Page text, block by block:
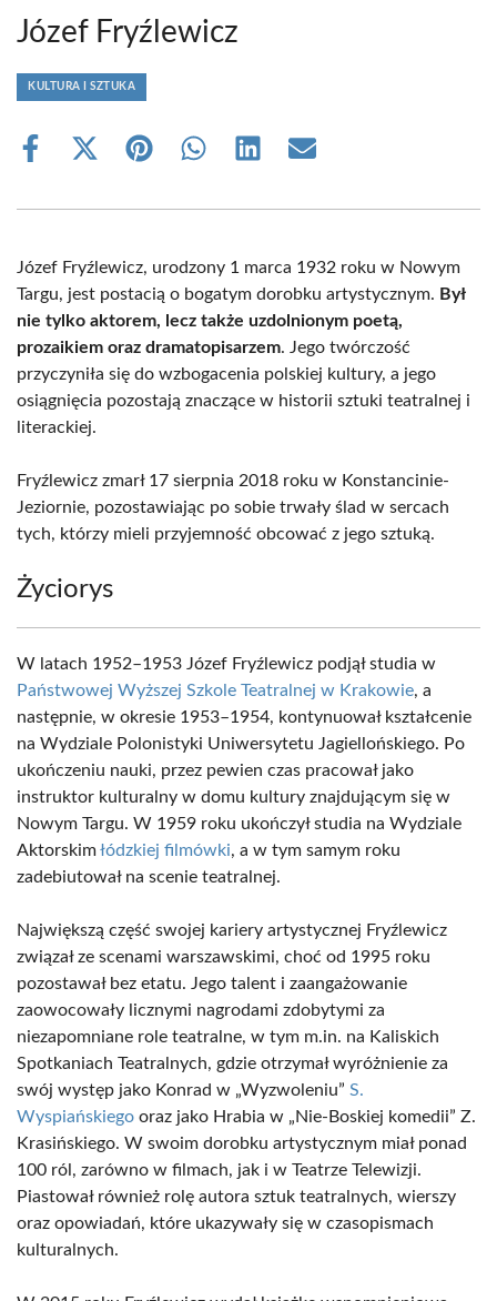
Józef Fryźlewicz
KULTURA I SZTUKA
Share
Share
(Twitter)
Share Share Share Share
Józef Fryźlewicz, urodzony 1 marca 1932 roku w Nowym
Targu, jest postacią o bogatym dorobku artystycznym. Był
nie tylko aktorem, lecz także uzdolnionym poetą,
prozaikiem oraz dramatopisarzem. Jego twórczość
przyczyniła się do wzbogacenia polskiej kultury, a jego
osiągnięcia pozostają znaczące w historii sztuki teatralnej i
literackiej.
Fryźlewicz zmarł 17 sierpnia 2018 roku w Konstancinie-
Jeziornie, pozostawiając po sobie trwały ślad w sercach
tych, którzy mieli przyjemność obcować z jego sztuką.
Życiorys
W latach 1952–1953 Józef Fryźlewicz podjął studia w
Państwowej Wyższej Szkole Teatralnej w Krakowie, a
następnie, w okresie 1953–1954, kontynuował kształcenie
na Wydziale Polonistyki Uniwersytetu Jagiellońskiego. Po
ukończeniu nauki, przez pewien czas pracował jako
instruktor kulturalny w domu kultury znajdującym się w
Nowym Targu. W 1959 roku ukończył studia na Wydziale
Aktorskimłódzkiej filmówki, a w tym samym roku
zadebiutował na scenie teatralnej.
Największą część swojej kariery artystycznej Fryźlewicz
związał ze scenami warszawskimi, choć od 1995 roku
pozostawał bez etatu. Jego talent i zaangażowanie
zaowocowały licznymi nagrodami zdobytymi za
niezapomniane role teatralne, w tym m.in. na Kaliskich
Spotkaniach Teatralnych, gdzie otrzymał wyróżnienie za
swój występ jako Konrad w „Wyzwoleniu” S.
Wyspiańskiego oraz jako Hrabia w „Nie-Boskiej komedii” Z.
Krasińskiego. W swoim dorobku artystycznym miał ponad
100 ról, zarówno w filmach, jak i w Teatrze Telewizji.
Piastował również rolę autora sztuk teatralnych, wierszy
oraz opowiadań, które ukazywały się w czasopismach
kulturalnych.